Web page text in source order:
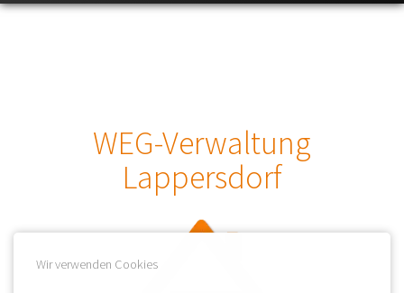
WEG-Verwaltung
Lappersdorf
Wir verwenden Cookies